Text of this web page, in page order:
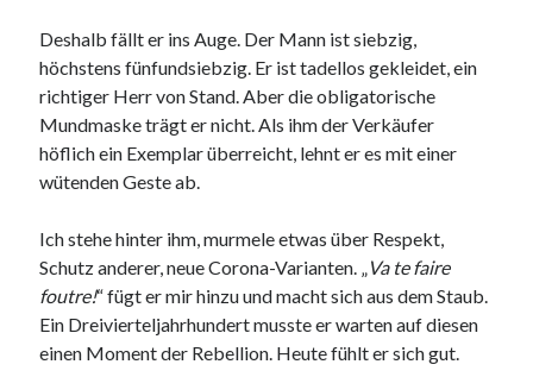
Deshalb fällt er ins Auge. Der Mann ist siebzig,
höchstens fünfundsiebzig. Er ist tadellos gekleidet, ein
richtiger Herr von Stand. Aber die obligatorische
Mundmaske trägt er nicht. Als ihm der Verkäufer
höflich ein Exemplar überreicht, lehnt er es mit einer
wütenden Geste ab.
Ich stehe hinter ihm, murmele etwas über Respekt,
Schutz anderer, neue Corona-Varianten. „Va te faire
foutre!“ fügt er mir hinzu und macht sich aus dem Staub.
Ein Dreivierteljahrhundert musste er warten auf diesen
einen Moment der Rebellion. Heute fühlt er sich gut.